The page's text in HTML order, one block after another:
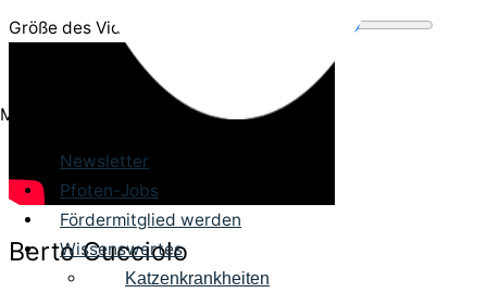
Menü
Newsletter
Pfoten-Jobs
Fördermitglied werden
Wissenswertes
Katzenkrankheiten
Größe des Videobereichs anpassen
Berto Cucciolo